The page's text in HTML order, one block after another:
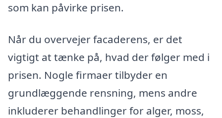
som kan påvirke prisen.
Når du overvejer facaderens, er det
vigtigt at tænke på, hvad der følger med i
prisen. Nogle firmaer tilbyder en
grundlæggende rensning, mens andre
inkluderer behandlinger for alger, moss,